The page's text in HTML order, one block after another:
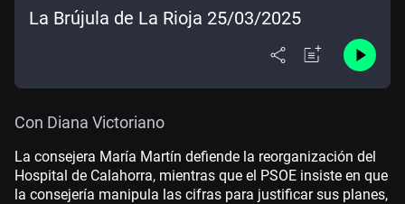
La Brújula de La Rioja 25/03/2025
Con Diana Victoriano
La consejera María Martín defiende la reorganización del
Hospital de Calahorra, mientras que el PSOE insiste en que
la consejería manipula las cifras para justificar sus planes,